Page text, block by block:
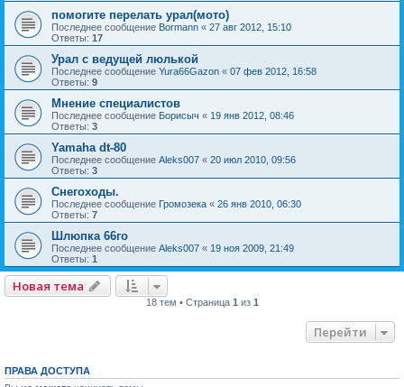
помогите перелать урал(мото)
Последнее сообщение Bormann « 27 авг 2012, 15:10
Ответы: 17
Урал с ведущей люлькой
Последнее сообщение Yura66Gazon « 07 фев 2012, 16:58
Ответы: 9
Мнение специалистов
Последнее сообщение Борисыч « 19 янв 2012, 08:46
Ответы: 3
Yamaha dt-80
Последнее сообщение Aleks007 « 20 июл 2010, 09:56
Ответы: 3
Снегоходы.
Последнее сообщение Громозека « 26 янв 2010, 06:30
Ответы: 7
Шлюпка 66го
Последнее сообщение Aleks007 « 19 ноя 2009, 21:49
Ответы: 1
Новая тема
18 тем • Страница 1 из 1
Перейти
ПРАВА ДОСТУПА